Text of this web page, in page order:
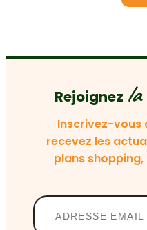
Rejoignez
Inscrivez-vous
recevez les
plans